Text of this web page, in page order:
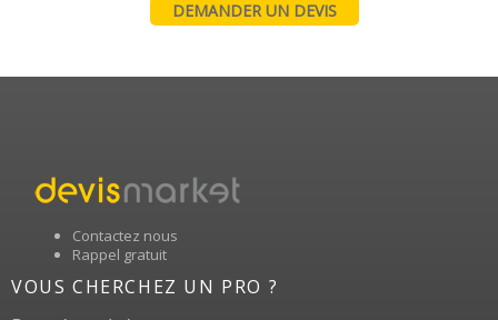
DEMANDER UN DEVIS
Contactez nous
Rappel gratuit
VOUS CHERCHEZ UN PRO ?